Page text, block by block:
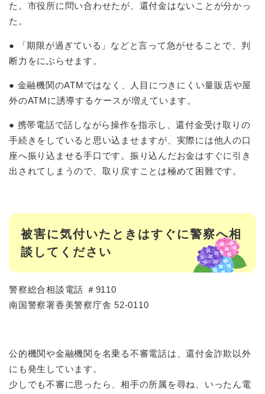
た。市役所に問い合わせたが、還付金はないことが分かっ
た。
● 「期限が過ぎている」などと言って急がせることで、判
断力をにぶらせます。
● 金融機関のATMではなく、人目につきにくい量販店や屋
外のATMに誘導するケースが増えています。
● 携帯電話で話しながら操作を指示し、還付金受け取りの
手続きをしていると思い込ませますが、実際には他人の口
座へ振り込ませる手口です。振り込んだお金はすぐに引き
出されてしまうので、取り戻すことは極めて困難です。
被害に気付いたときはすぐに警察へ相
談してください
警察総合相談電話 ＃9110
南国警察署香美警察庁舎 52-0110
公的機関や金融機関を名乗る不審電話は、還付金詐欺以外
にも発生しています。
少しでも不審に思ったら、相手の所属を尋ね、いったん電